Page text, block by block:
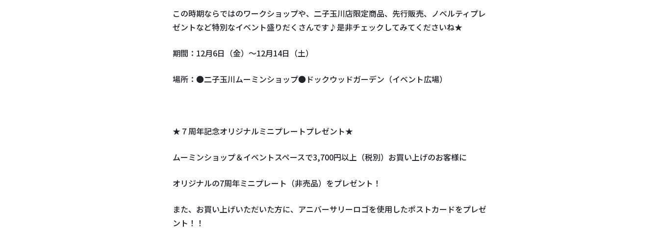
この時期ならではのワークショップや、二子玉川店限定商品、先行販売、ノベルティプレ
ゼントなど特別なイベント盛りだくさんです♪是非チェックしてみてくださいね★
期間：12月6日（金）～12月14日（土）
場所：●二子玉川ムーミンショップ●ドックウッドガーデン（イベント広場）
★７周年記念オリジナルミニプレートプレゼント★
ムーミンショップ＆イベントスペースで3,700円以上（税別）お買い上げのお客様に
オリジナルの7周年ミニプレート（非売品）をプレゼント！
また、お買い上げいただいた方に、アニバーサリーロゴを使用したポストカードをプレゼ
ント！！